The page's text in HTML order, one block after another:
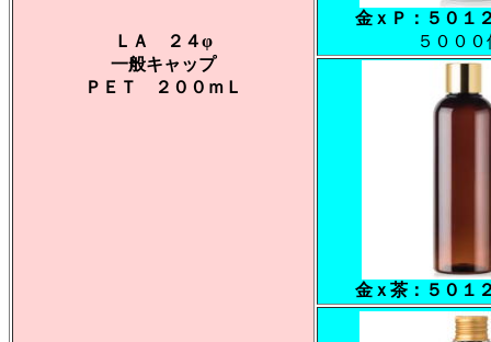
ＬＡ ２４φ
一般キャップ
ＰＥＴ ２００ｍＬ
金ｘＰ：５０１
５００
金ｘ茶：５０１